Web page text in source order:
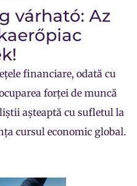
várható: Az
financiare, odată cu
forței de muncă
așteaptă cu sufletul la
cursul economic global.